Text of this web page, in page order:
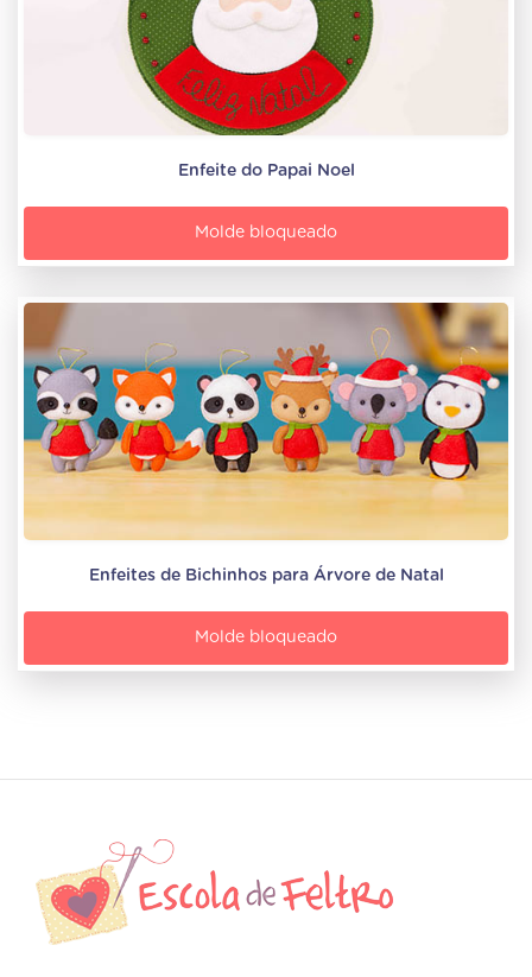
Enfeite do Papai Noel
Molde bloqueado
Enfeites de Bichinhos para Árvore de Natal
Molde bloqueado